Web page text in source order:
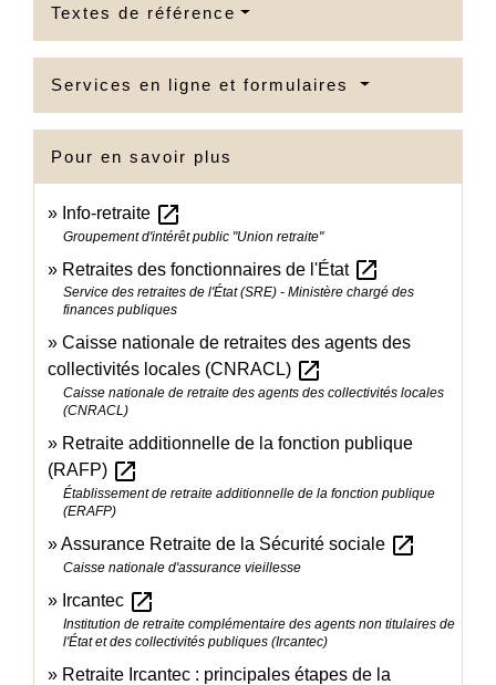
Textes de référence
Services en ligne et formulaires
Pour en savoir plus
Info-retraite open_in_new
Groupement d'intérêt public "Union retraite"
Retraites des fonctionnaires de l'État open_in_new
Service des retraites de l'État (SRE) - Ministère chargé des
finances publiques
Caisse nationale de retraites des agents des
collectivités locales (CNRACL) open_in_new
Caisse nationale de retraite des agents des collectivités locales
(CNRACL)
Retraite additionnelle de la fonction publique
(RAFP) open_in_new
Établissement de retraite additionnelle de la fonction publique
(ERAFP)
Assurance Retraite de la Sécurité sociale open_in_new
Caisse nationale d'assurance vieillesse
Ircantec open_in_new
Institution de retraite complémentaire des agents non titulaires de
l'État et des collectivités publiques (Ircantec)
Retraite Ircantec : principales étapes de la